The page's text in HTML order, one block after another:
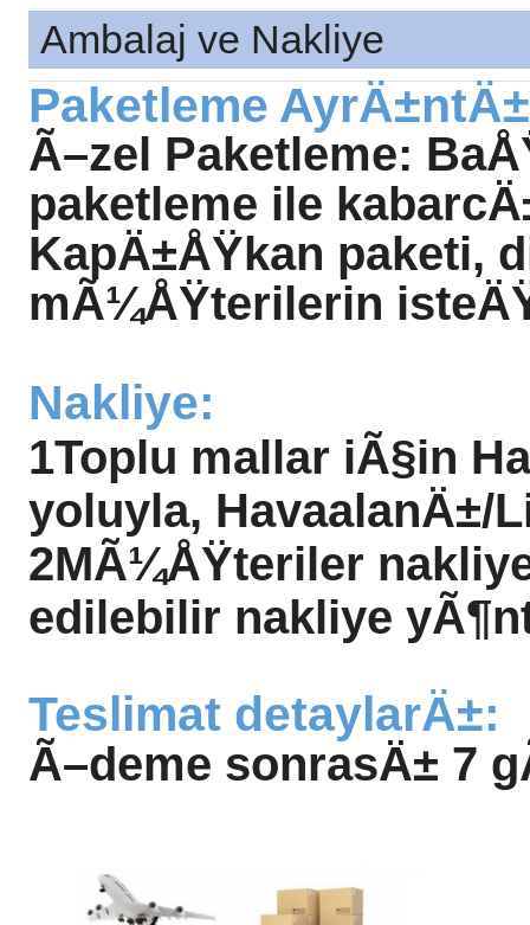
Ambalaj ve Nakliye
Paketleme
Ã–zel Paketleme:
paketleme ile
KapÄ±ÅŸkan paketi,
mÃ¼ÅŸterilerin
Nakliye:
1Toplu mallar iÃ§in
yoluyla, HavaalanÄ±/
2MÃ¼ÅŸteriler
edilebilir nakliye
Teslimat detaylarÄ±:
Ã–deme sonrasÄ± 7